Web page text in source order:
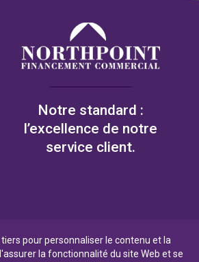
Notre standard :
l’excellence de notre
service client.
pour personnaliser le contenu et la
la fonctionnalité du site Web et se